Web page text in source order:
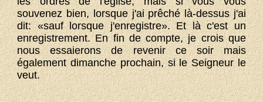
souvenez bien, lorsque j'ai prêché là-dessus j'ai
dit: «sauf lorsque j'enregistre». Et là c'est un
enregistrement. En fin de compte, je crois que
nous essaierons de revenir ce soir mais
également dimanche prochain, si le Seigneur le
veut.